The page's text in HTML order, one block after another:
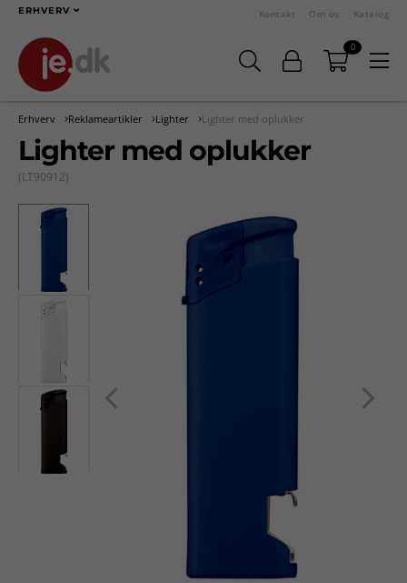
ERHVERV Kontakt Om os Katalog
0
Erhverv Reklameartikler Lighter Lighter med oplukker
Lighter med oplukker
(LT90912)